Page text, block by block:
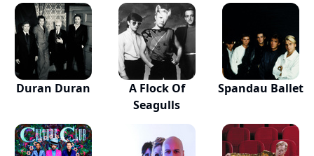
Duran Duran
A Flock Of
Seagulls
Spandau Ballet